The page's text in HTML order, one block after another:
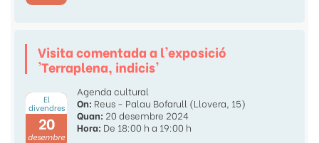
Visita comentada a l'exposició
'Terraplena, indicis'
El
divendres
20
desembre
Agenda cultural
On: Reus - Palau Bofarull (Llovera, 15)
Quan: 20 desembre 2024
Hora: De 18:00 h a 19:00 h